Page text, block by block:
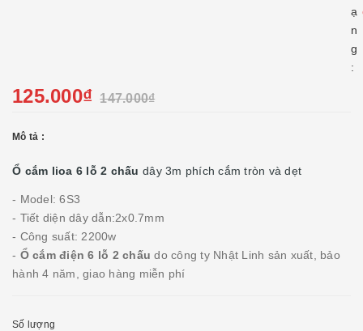
ạ
n
g
:
125.000₫ 147.000₫
Mô tả :
Ổ cắm lioa 6 lỗ 2 chấu dây 3m phích cắm tròn và dẹt
- Model: 6S3
- Tiết diện dây dẫn:2x0.7mm
- Công suất: 2200w
- Ổ cắm điện 6 lỗ 2 chấudo công ty Nhật Linh sản xuất, bảo
hành 4 năm, giao hàng miễn phí
Số lượng